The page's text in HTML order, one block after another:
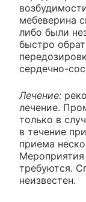
мебеверина
либо были
быстро
сердечно-
Лечение:
лечение.
только в
в течение
приема
требуются.
неизвестен.